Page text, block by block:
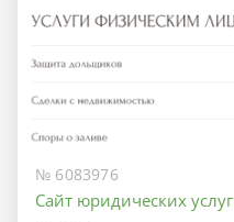
№ 6083976
Сайт юридических услуг